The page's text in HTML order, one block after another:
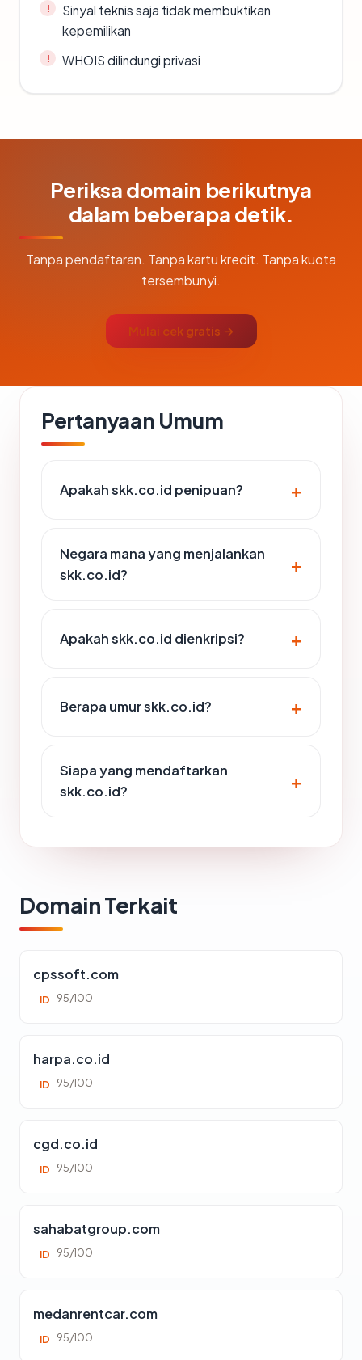
Sinyal teknis saja tidak membuktikan
kepemilikan
WHOIS dilindungi privasi
Periksa domain berikutnya
dalam beberapa detik.
Tanpa pendaftaran. Tanpa kartu kredit. Tanpa kuota
tersembunyi.
Mulai cek gratis →
Pertanyaan Umum
Apakah skk.co.id penipuan?
Negara mana yang menjalankan
skk.co.id?
Apakah skk.co.id dienkripsi?
Berapa umur skk.co.id?
Siapa yang mendaftarkan
skk.co.id?
Domain Terkait
cpssoft.com
ID 95/100
harpa.co.id
ID 95/100
cgd.co.id
ID 95/100
sahabatgroup.com
ID 95/100
medanrentcar.com
ID 95/100